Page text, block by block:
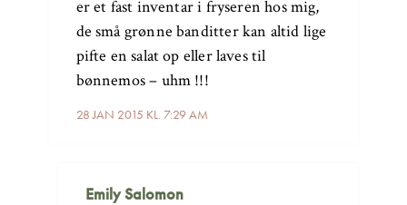
28 JAN 2015 KL. 7:29 AM
er et fast inventar i fryseren hos mig,
de små grønne banditter kan altid lige
pifte en salat op eller laves til
bønnemos – uhm !!!
Emily Salomon